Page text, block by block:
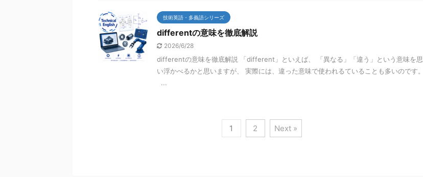
技術英語・多義語シリーズ
differentの意味を徹底解説
2026/6/28
differentの意味を徹底解説 「different」といえば、 「異なる」「違う」という意味を思
い浮かべるかと思いますが、 実際には、違った意味で使われるていることも多いのです。
...
1 2 Next »